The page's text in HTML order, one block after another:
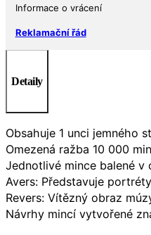
Informace o vrácení
Reklamační řád
Detaily
Obsahuje 1 unci jemného
Omezená ražba 10 000
Jednotlivé mince balené
Avers: Představuje
Revers: Vítězný obraz
Návrhy mincí vytvořené